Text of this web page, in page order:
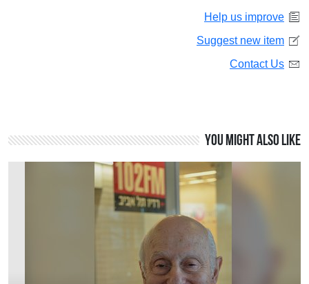
Help us improve
Suggest new item
Contact Us
You might also like